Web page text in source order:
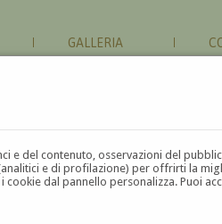
e del contenuto, osservazioni del
e di profilazione) per offrirti la
dal pannello personalizza. Puoi
GALLERIA